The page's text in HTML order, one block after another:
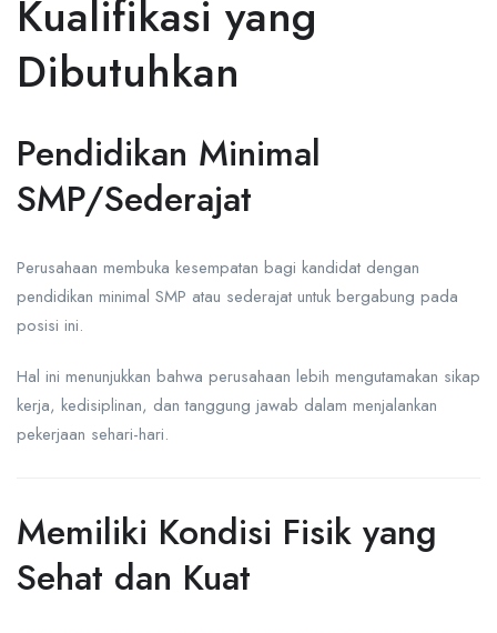
Kualifikasi yang
Dibutuhkan
Pendidikan Minimal
SMP/Sederajat
Perusahaan membuka kesempatan bagi kandidat dengan
pendidikan minimal SMP atau sederajat untuk bergabung pada
posisi ini.
Hal ini menunjukkan bahwa perusahaan lebih mengutamakan sikap
kerja, kedisiplinan, dan tanggung jawab dalam menjalankan
pekerjaan sehari-hari.
Memiliki Kondisi Fisik yang
Sehat dan Kuat